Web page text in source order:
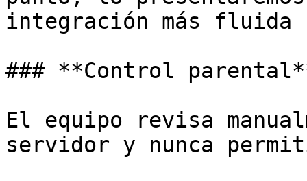
integración más fluida
### **Control
El equipo revisa
servidor y nunca